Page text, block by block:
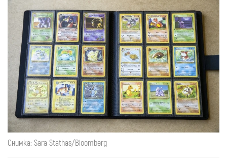
Снимка: Sara Stathas/Bloomberg